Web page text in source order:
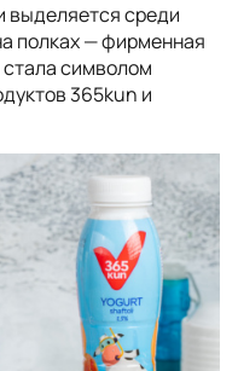
выделяется среди
полках — фирменная
символом
365kun и